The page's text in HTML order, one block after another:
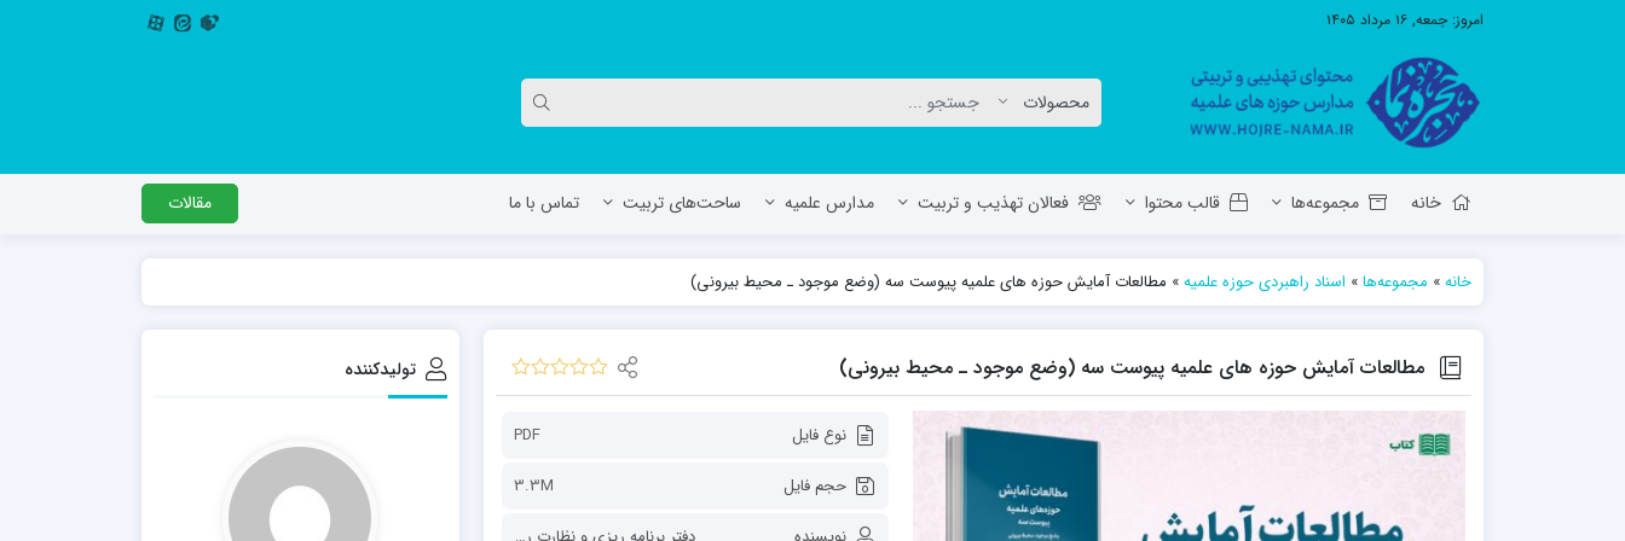
امروز: جمعه, ۱۶ مرداد ۱۴۰۵
خانه مجموعه‌ها قالب محتوا فعالان تهذیب و تربیت مدارس علمیه
معاونت تهذیب استان آ.ش
حوزه علمیه حضرت ولی عصر عج بناب
مدرسه علمیه صاحب الزمان عج مرند
مدرسه علمیه جعفریه
مدرسه علمیه المهدی (عج)/ آران و بیدگل
حوزه علمیه سفیران هدایت رهنان
مدرسه آیت الله العظمی گلپایگانی ره
مدرسه اباصالح المهدی عج
مدرسه امام جعفر صادق علیه السلام ساوجبلاغ
مدرسه علمیه امام حسن مجتبی(ع) چهارباغ
ساحت‌های تربیت تماس با ما مقالات
خانه» مجموعه‌ها» اسناد راهبردی حوزه علمیه» مطالعات آمایش حوزه های علمیه پیوست سه (وضع موجود ـ محیط بیرونی)
مطالعات آمایش حوزه های علمیه پیوست سه (وضع موجود ـ محیط بیرونی)
نوع فایل
PDF
حجم فایل
3.3M
تولیدکننده